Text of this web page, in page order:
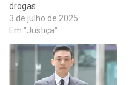
drogas
3 de julho de 2025
Em "Justiça"